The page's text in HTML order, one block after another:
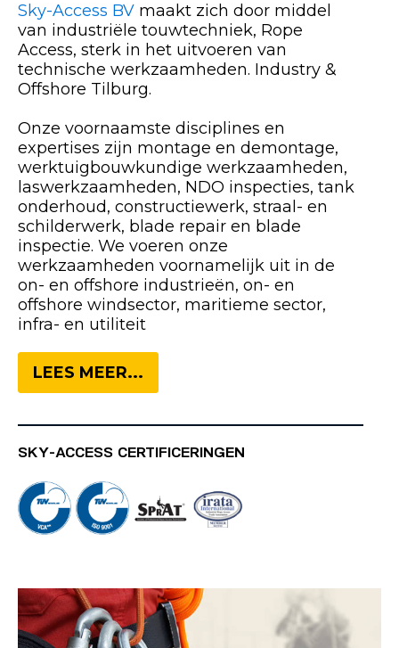
Sky-Access BV maakt zich door middel
van industriële touwtechniek, Rope
Access, sterk in het uitvoeren van
technische werkzaamheden. Industry &
Offshore Tilburg.
Onze voornaamste disciplines en
expertises zijn montage en demontage,
werktuigbouwkundige werkzaamheden,
laswerkzaamheden, NDO inspecties, tank
onderhoud, constructiewerk, straal- en
schilderwerk, blade repair en blade
inspectie. We voeren onze
werkzaamheden voornamelijk uit in de
on- en offshore industrieën, on- en
offshore windsector, maritieme sector,
infra- en utiliteit
LEES MEER...
SKY-ACCESS CERTIFICERINGEN